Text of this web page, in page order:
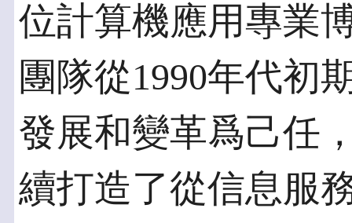
位計算機應用專業
團隊從1990年代初
發展和變革爲己任
續打造了從信息服